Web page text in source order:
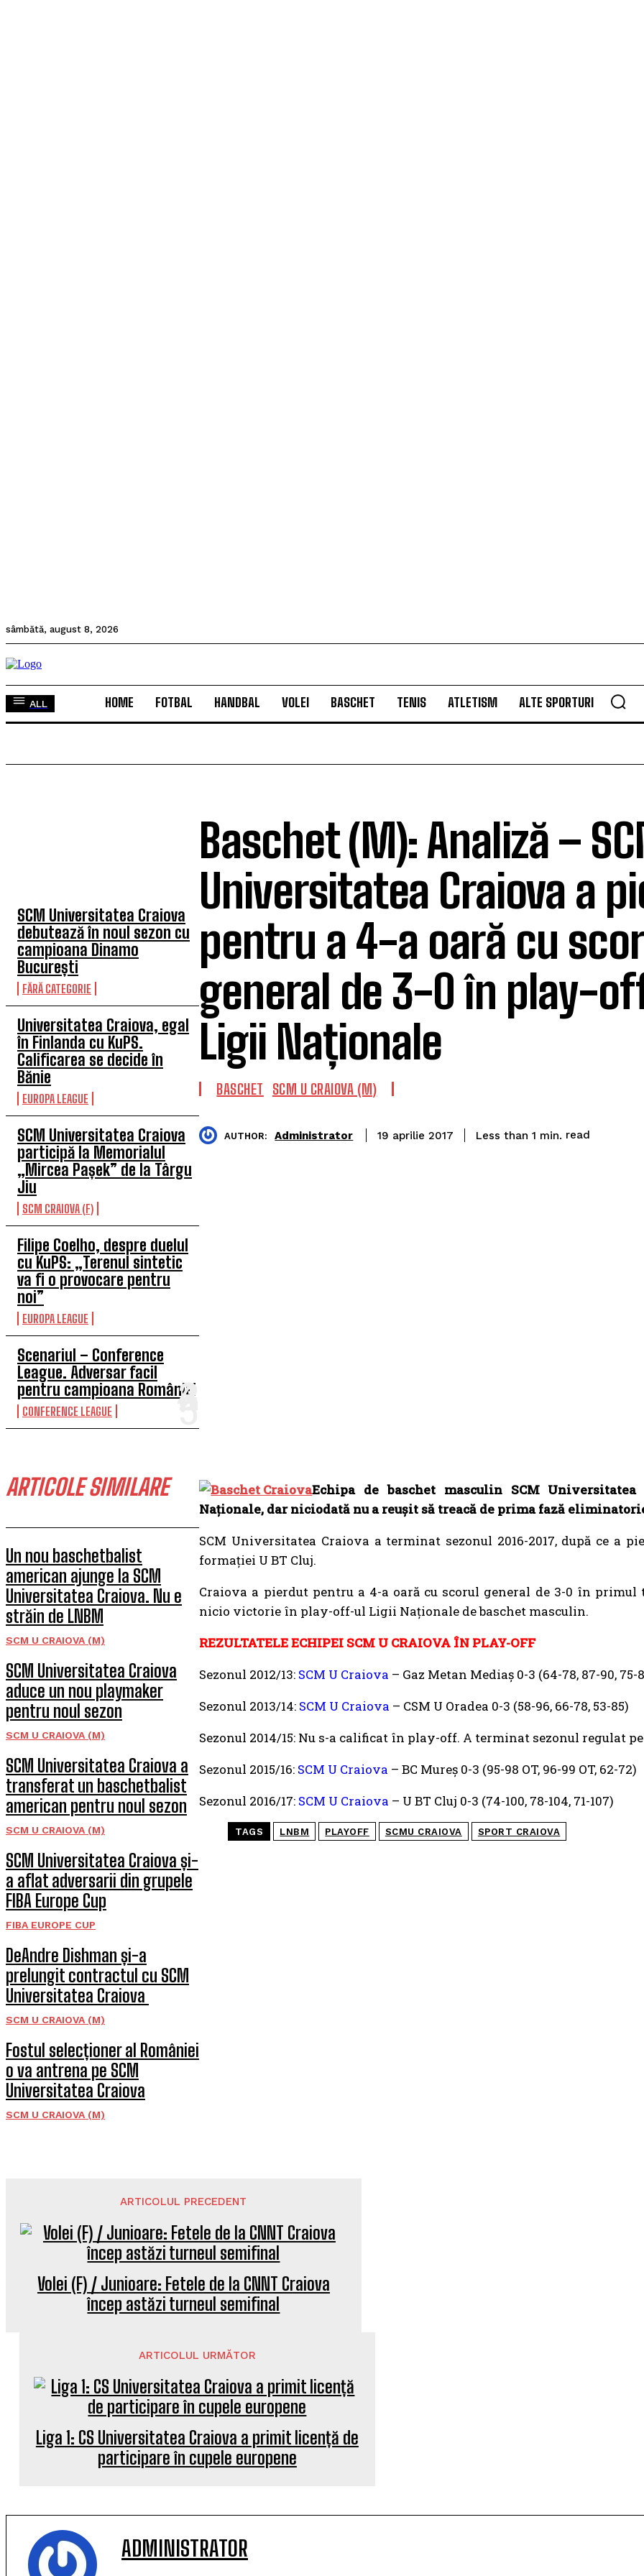
sâmbătă, august 8, 2026
ALL HOME FOTBAL HANDBAL VOLEI BASCHET TENIS ATLETISM ALTE SPORTURI
SCM Universitatea Craiova
debutează în noul sezon cu
campioana Dinamo
București
FĂRĂ CATEGORIE
Universitatea Craiova, egal
în Finlanda cu KuPS.
Calificarea se decide în
Bănie
EUROPA LEAGUE
SCM Universitatea Craiova
participă la Memorialul
„Mircea Pașek” de la Târgu
Jiu
SCM CRAIOVA (F)
Filipe Coelho, despre duelul
cu KuPS: „Terenul sintetic
va fi o provocare pentru
noi”
EUROPA LEAGUE
Scenariul – Conference
League. Adversar facil
pentru campioana României
CONFERENCE LEAGUE
ARTICOLE SIMILARE
Un nou baschetbalist
american ajunge la SCM
Universitatea Craiova. Nu e
străin de LNBM
SCM U CRAIOVA (M)
SCM Universitatea Craiova
aduce un nou playmaker
pentru noul sezon
SCM U CRAIOVA (M)
SCM Universitatea Craiova a
transferat un baschetbalist
american pentru noul sezon
SCM U CRAIOVA (M)
SCM Universitatea Craiova și-
a aflat adversarii din grupele
FIBA Europe Cup
FIBA EUROPE CUP
DeAndre Dishman și-a
prelungit contractul cu SCM
Universitatea Craiova
SCM U CRAIOVA (M)
Fostul selecționer al României
o va antrena pe SCM
Universitatea Craiova
SCM U CRAIOVA (M)
Baschet (M): Analiză –
Universitatea Craiova a
pentru a 4-a oară cu
general de 3-0 în play-
Ligii Naționale
BASCHET SCM U CRAIOVA (M)
AUTHOR: Administrator 19 aprilie 2017 Less than 1 min. read
Echipa de baschet masculin SCM
Naționale, dar niciodată nu a reușit să treacă de prima fază
SCM Universitatea Craiova a terminat sezonul 2016-2017, după ce a
formației U BT Cluj.
Craiova a pierdut pentru a 4-a oară cu scorul general de 3-0 în
nicio victorie în play-off-ul Ligii Naționale de baschet masculin.
REZULTATELE ECHIPEI SCM U CRAIOVA ÎN PLAY-OFF
Sezonul 2012/13: SCM U Craiova – Gaz Metan Mediaș 0-3 (64-78, 87-90, 75-
Sezonul 2013/14: SCM U Craiova – CSM U Oradea 0-3 (58-96, 66-78, 53-85)
Sezonul 2014/15: Nu s-a calificat în play-off. A terminat sezonul regulat pe
Sezonul 2015/16: SCM U Craiova – BC Mureș 0-3 (95-98 OT, 96-99 OT, 62-72)
Sezonul 2016/17: SCM U Craiova – U BT Cluj 0-3 (74-100, 78-104, 71-107)
TAGS LNBM PLAYOFF SCMU CRAIOVA SPORT CRAIOVA
ARTICOLUL PRECEDENT
Volei (F) / Junioare: Fetele de la CNNT Craiova
încep astăzi turneul semifinal
ARTICOLUL URMĂTOR
Liga 1: CS Universitatea Craiova a primit licență de
participare în cupele europene
ADMINISTRATOR